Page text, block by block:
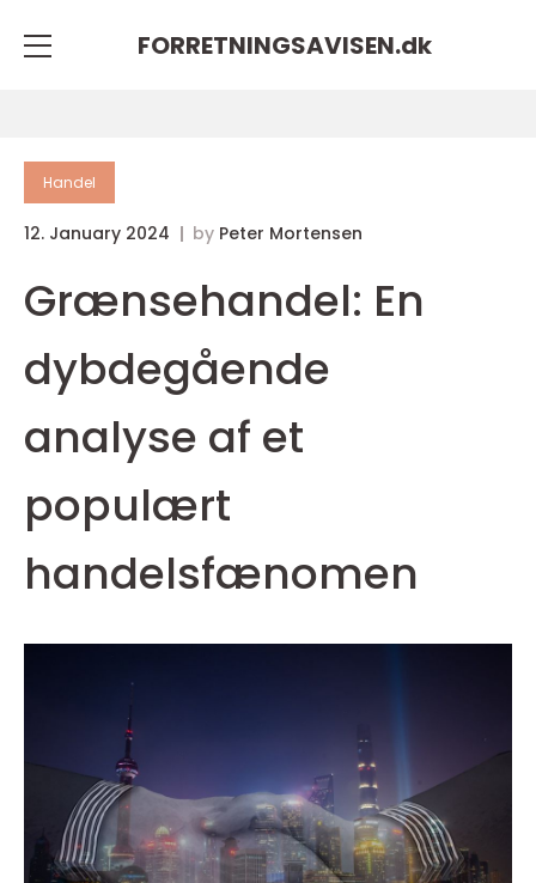
FORRETNINGSAVISEN.dk
Handel
12. January 2024 by Peter Mortensen
Grænsehandel: En
dybdegående
analyse af et
populært
handelsfænomen